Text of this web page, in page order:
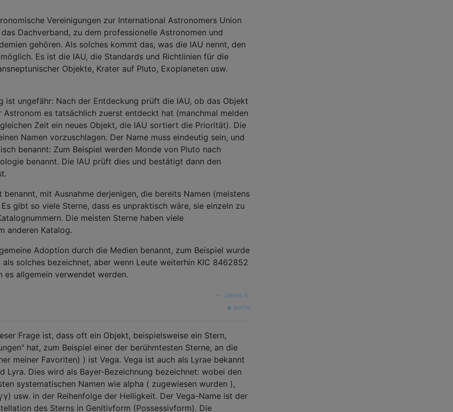
Vereinigungen zur International Astronomers Union
Dachverband, zu dem professionelle Astronomen und
gehören. Als solches kommt das, was die IAU nennt, den
Es ist die IAU, die Standards und Richtlinien für die
Objekte, Krater auf Pluto, Exoplaneten usw.
ist ungefähr: Nach der Entdeckung prüft die IAU, ob das Objekt
es tatsächlich zuerst entdeckt hat (manchmal melden
Zeit ein neues Objekt, die IAU sortiert die Priorität). Die
Namen vorzuschlagen. Der Name muss eindeutig sein, und
benannt: Zum Beispiel werden Monde von Pluto nach
benannt. Die IAU prüft dies und bestätigt dann den
mit Ausnahme derjenigen, die bereits Namen (meistens
gibt so viele Sterne, dass es unpraktisch wäre, sie einzeln zu
Die meisten Sterne haben viele
anderen Katalog.
Adoption durch die Medien benannt, zum Beispiel wurde
solches bezeichnet, aber wenn Leute weiterhin KIC 8462852
es allgemein verwendet werden.
James K.
quelle
Frage ist, dass oft ein Objekt, beispielsweise ein Stern,
hat, zum Beispiel einer der berühmtesten Sterne, an die
meiner Favoriten) ) ist Vega. Vega ist auch als Lyrae bekannt
Lyra. Dies wird als Bayer-Bezeichnung bezeichnet: wobei den
systematischen Namen wie alpha ( zugewiesen wurden ),
γ) usw. in der Reihenfolge der Helligkeit. Der Vega-Name ist der
des Sterns in Genitivform (Possessivform). Die